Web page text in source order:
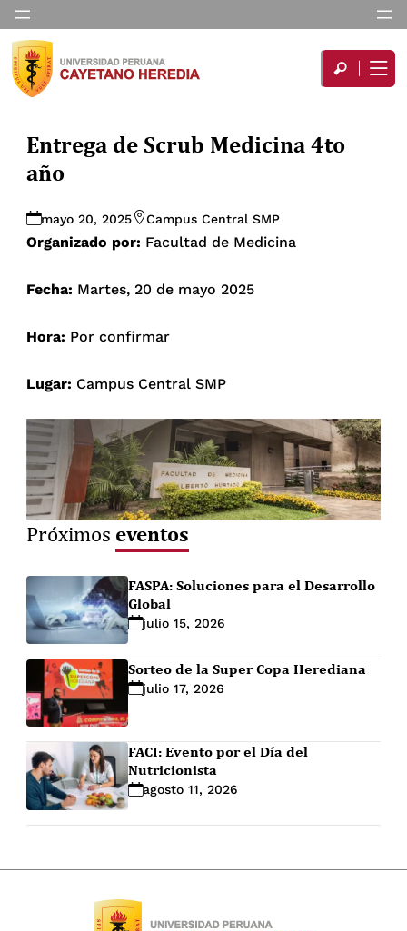
Entrega de Scrub Medicina 4to
año
mayo 20, 2025 Campus Central SMP
Organizado por: Facultad de Medicina
Fecha: Martes, 20 de mayo 2025
Hora: Por confirmar
Lugar: Campus Central SMP
Próximos eventos
FASPA: Soluciones para el Desarrollo
Global
julio 15, 2026
Sorteo de la Super Copa Herediana
julio 17, 2026
FACI: Evento por el Día del
Nutricionista
agosto 11, 2026